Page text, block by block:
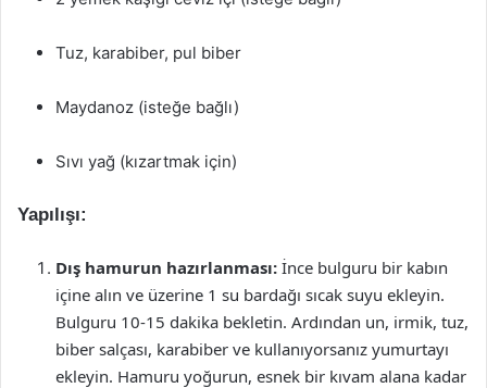
Tuz, karabiber, pul biber
Maydanoz (isteğe bağlı)
Sıvı yağ (kızartmak için)
Yapılışı:
Dış hamurun hazırlanması: İnce bulguru bir kabın
içine alın ve üzerine 1 su bardağı sıcak suyu ekleyin.
Bulguru 10-15 dakika bekletin. Ardından un, irmik, tuz,
biber salçası, karabiber ve kullanıyorsanız yumurtayı
ekleyin. Hamuru yoğurun, esnek bir kıvam alana kadar